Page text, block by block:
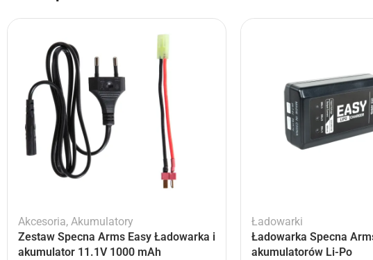
Akcesoria, Akumulatory
Zestaw Specna Arms Easy Ładowarka i
akumulator 11.1V 1000 mAh
Ładowarki
Ładowarka Specna
akumulatorów Li-Po